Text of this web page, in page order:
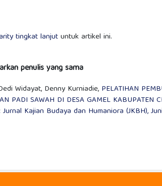
tingkat lanjutuntuk artikel ini.
penulis yang sama
Widayat, Denny Kurniadie, PELATIHAN
PADI SAWAH DI DESA GAMEL KABUPATEN
Kajian Budaya dan Humaniora (JKBH),